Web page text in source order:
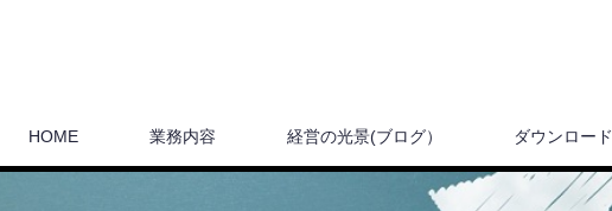
HOME 業務内容 経営の光景(ブログ） ダウンロード